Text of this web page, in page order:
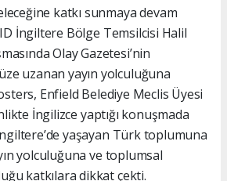
katkı sunmaya devam
İngiltere Bölge Temsilcisi Halil
Olay Gazetesi’nin
uzanan yayın yolculuğuna
Enfield Belediye Meclis Üyesi
İngilizce yaptığı konuşmada
yaşayan Türk toplumuna
yolculuğuna ve toplumsal
katkılara dikkat çekti.